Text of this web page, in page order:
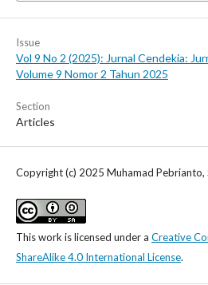
Issue
Vol 9 No 2 (2025): Jurnal Cendekia:
Volume 9 Nomor 2 Tahun 2025
Section
Articles
Copyright (c) 2025 Muhamad Pebrianto,
This work is licensed under a Creative
ShareAlike 4.0 International License.